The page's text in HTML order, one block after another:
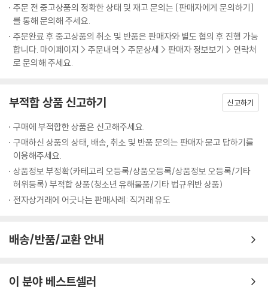
---「무슨 말을 하는 걸까」중에서
만약 무릎 위에 앉은 고양이를 쓰다듬을 때 꼬리가 씰룩거리다 갑자기 격
렬하게 흔들리기 시작한다면 고양이가 과도한 자극을 받고 있다는 뜻이므
로 당장 쓰다듬기를 멈춰야 한다. 그렇지 않으면 손을 물릴 수도 있다. 알퐁
---「머리부터 꼬리까지, 온몸으로 말해요」중에서
인간과 함께한 고양이의 운명은 롤러코스터와 비슷했다. 대담하거나 수줍
은 성격이 어느 한 순간에 유리하거나 불리해질 수 있었기 때문이다. 고대
이집트에서 고양이는 성격이 어떻든 사람들의 존중을 받으면서 번성할 수
있었다. 반면 중세 시대에는 수줍은 고양이가 이득을 봤을 수도 있다. 당시
고양이는 사람들의 핍박을 받았기 때문에 가능한 한 눈에 띄지 않는 것이
최선이었기 때문이다.
은 어려움을 겪어왔다. 게다가 요즘은 사진을 찍을 때 잘 나오지 않는다는
형당했다. 영국에서는 흑사병의 원인으로 오해받아 무자비하게 학살당하
는 등 수많은 수난을 겪기도 했다. 그러나 살아남은 고양이들은 포기하지
않고 자신만의 언어를 개발했고, 마침내 인간과 소통하는 방법을 알아냈
다.
의 일에 무심하다는 편견과 달리 관찰력이 뛰어나고, 대단한 유연성을 발
휘해 모든 상황에 적응해나간다. 오늘날 고양이들이 가진 언어 신호, 즉 수
다스럽게 움직이는 꼬리와 쫑긋거리는 귀, 부드러운 야옹 소리와 사랑이
담긴 몸 비비기는 모두 고양이가 인간과 함께하며 새로 개발한 언어다. 때
로 인간들은 고양이가 개에 비해 소통 능력이 떨어진다고 생각하지만, 우
리는 고양이가 야생을 쓸쓸히 거닐던 단독생활자였다는 것을 잊어서는 안
된다. 지금 당신과 눈을 맞춰 인사하는 고양이는 그 조상들이 오랜 시간 동
안 꾸준한 노력으로 이뤄낸 성과다.
인간을 포기하지 않은 고양이의 놀라운 적응력
을 바친 전 세계 연구자들의 최신 기록을 담고 있다. 그 가운데 하나는 고양
삶의 중요한 일부가 되었는지 수수께끼를 풀어나간다. 올해 나온 책 중 가
장 읽을 만한 훌륭한 책이다.
- 브라이언 헤어 (『다정한 것이 살아남는다』·『개는 천재다』 공동 저자)
가득하다. 고대 서아시아의 ‘비옥한 초승달 지역’으로 거슬러 올라가 인간
삶의 중요한 일부가 되었는지 수수께끼를 풀어나간다. 올해 나온 책 중 가
장 읽을 만한 훌륭한 책이다.
- 버네사 우즈 (『다정한 것이 살아남는다』·『개는 천재다』 공동 저자)
집사라면 누구나 자기 고양이가 무슨 생각을 하는지 알고 싶어 한다. 이 책
시한다. 모든 고양이는 자신의 집사가 이 책을 읽기를 바랄 것이다!
저자 세라 브라운은 고양이를 잘 안다. 고양이 전문가의 깊은 과학적 지식
주문 전 중고상품의 정확한 상태 및 재고 문의는 [판매자에게 문의하기]
를 통해 문의해 주세요.
주문완료 후 중고상품의 취소 및 반품은 판매자와 별도 협의 후 진행 가능
합니다. 마이페이지 > 주문내역 > 주문상세 > 판매자 정보보기 > 연락처
로 문의해 주세요.
부적합 상품 신고하기 신고하기
구매에 부적합한 상품은 신고해주세요.
구매하신 상품의 상태, 배송, 취소 및 반품 문의는 판매자 묻고 답하기를
이용해주세요.
상품정보 부정확(카테고리 오등록/상품오등록/상품정보 오등록/기타
허위등록) 부적합 상품(청소년 유해물품/기타 법규위반 상품)
전자상거래에 어긋나는 판매사례: 직거래 유도
배송/반품/교환 안내
이 분야 베스트셀러